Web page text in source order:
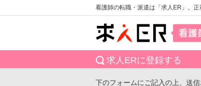
看護師の転職・派遣は「求人ER」。
求人ERに登録する
下のフォームにご記入の上、送